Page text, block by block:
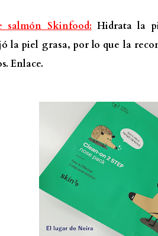
salmón Skinfood: Hidrata la
la piel grasa, por lo que la
Enlace.